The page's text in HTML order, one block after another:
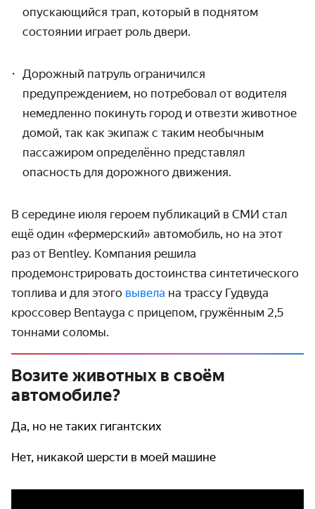
опускающийся трап, который в поднятом
состоянии играет роль двери.
Дорожный патруль ограничился
предупреждением, но потребовал от водителя
немедленно покинуть город и отвезти животное
домой, так как экипаж с таким необычным
пассажиром определённо представлял
опасность для дорожного движения.
В середине июля героем публикаций в СМИ стал
ещё один «фермерский» автомобиль, но на этот
раз от Bentley. Компания решила
продемонстрировать достоинства синтетического
топлива и для этого вывела на трассу Гудвуда
кроссовер Bentayga с прицепом, гружённым 2,5
тоннами соломы.
Возите животных в своём
автомобиле?
Да, но не таких гигантских
Нет, никакой шерсти в моей машине